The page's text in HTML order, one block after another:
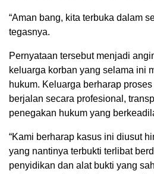
“Aman bang, kita terbuka dalam
tegasnya.
Pernyataan tersebut menjadi
keluarga korban yang selama ini
hukum. Keluarga berharap
berjalan secara profesional,
penegakan hukum yang
“Kami berharap kasus ini diusut
yang nantinya terbukti terlibat
penyidikan dan alat bukti yang